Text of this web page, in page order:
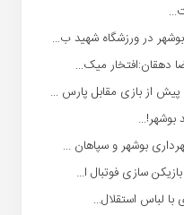
در ورزشگاه شهید ب...
دهقان:افتخار میک...
از بازی مقابل پارس ...
بوشهر!...
بوشهر و سپاهان ...
سازی فوتبال ا...
لباس استقلال...